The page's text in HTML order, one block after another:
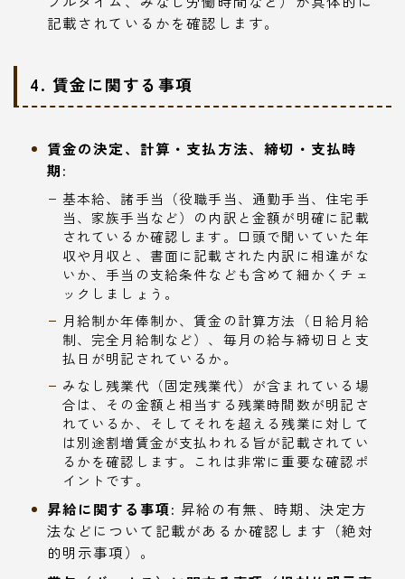
記載されているかを確認します。
4. 賃金に関する事項
賃金の決定、計算・支払方法、締切・支払時
期:
基本給、諸手当（役職手当、通勤手当、住宅手
当、家族手当など）の内訳と金額が明確に記載
されているか確認します。口頭で聞いていた年
収や月収と、書面に記載された内訳に相違がな
いか、手当の支給条件なども含めて細かくチェ
ックしましょう。
月給制か年俸制か、賃金の計算方法（日給月給
制、完全月給制など）、毎月の給与締切日と支
払日が明記されているか。
みなし残業代（固定残業代）が含まれている場
合は、その金額と相当する残業時間数が明記さ
れているか、そしてそれを超える残業に対して
は別途割増賃金が支払われる旨が記載されてい
るかを確認します。これは非常に重要な確認ポ
イントです。
昇給に関する事項: 昇給の有無、時期、決定方
法などについて記載があるか確認します（絶対
的明示事項）。